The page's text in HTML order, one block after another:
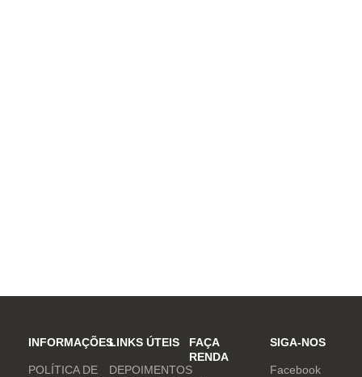
INFORMAÇÕES
POLÍTICA DE
LINKS ÚTEIS
DEPOIMENTOS
FAÇA
RENDA
SIGA-NOS
Facebook